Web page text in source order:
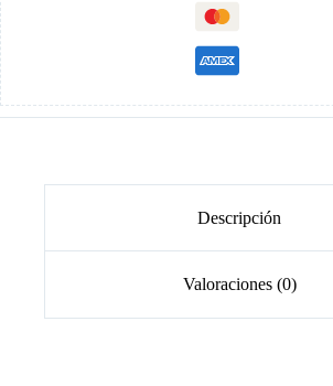
Descripción
Valoraciones (0)